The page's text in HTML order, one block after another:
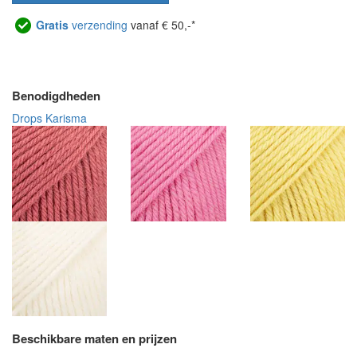
Gratis verzending vanaf € 50,-*
Benodigdheden
Drops Karisma
Beschikbare maten en prijzen